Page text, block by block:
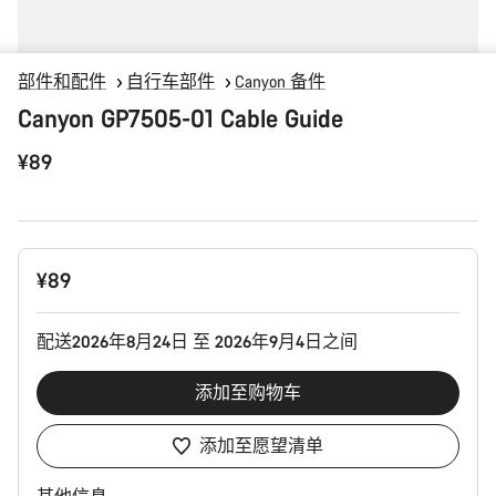
部件和配件 自行车部件 Canyon 备件
Canyon GP7505-01 Cable Guide
¥89
产
¥89
配送2026年8月24日 至 2026年9月4日之间
添加至购物车
添加至愿望清单